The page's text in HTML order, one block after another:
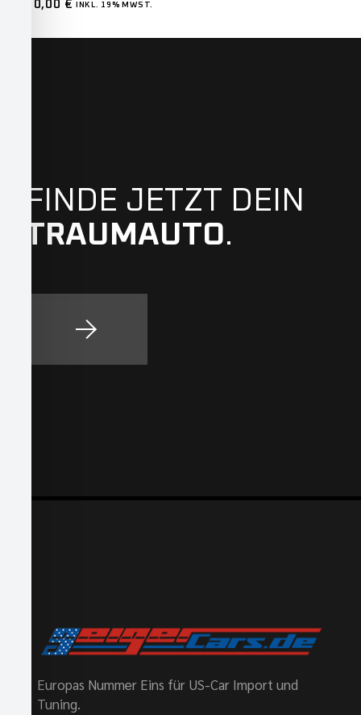
210,00 € INKL. 19% MWST.
FINDE JETZT DEIN
TRAUMAUTO.
Europas Nummer Eins für US-Car Import und
Tuning.